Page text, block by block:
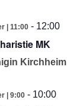
| 11:00 - 12:00
MK
Kirchheim
| 9:00 - 10:00